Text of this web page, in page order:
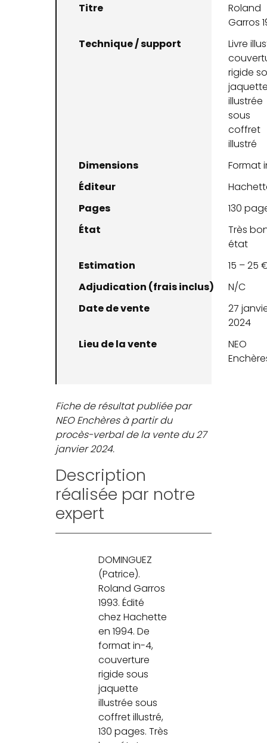
Titre
Roland
Garros
Technique / support
Livre
rigide
illustrée
sous
coffret
illustré
Dimensions
Format
Éditeur
Pages
130
État
Très
état
Estimation
15 – 25
Adjudication (frais inclus)
N/C
Date de vente
27
2024
Lieu de la vente
NEO
Fiche de résultat publiée par
NEO Enchères à partir du
procès-verbal de la vente du 27
janvier 2024.
Description
réalisée par notre
expert
DOMINGUEZ
(Patrice).
Roland Garros
1993. Édité
chez Hachette
en 1994. De
format in-4,
couverture
rigide sous
jaquette
illustrée sous
coffret illustré,
130 pages. Très